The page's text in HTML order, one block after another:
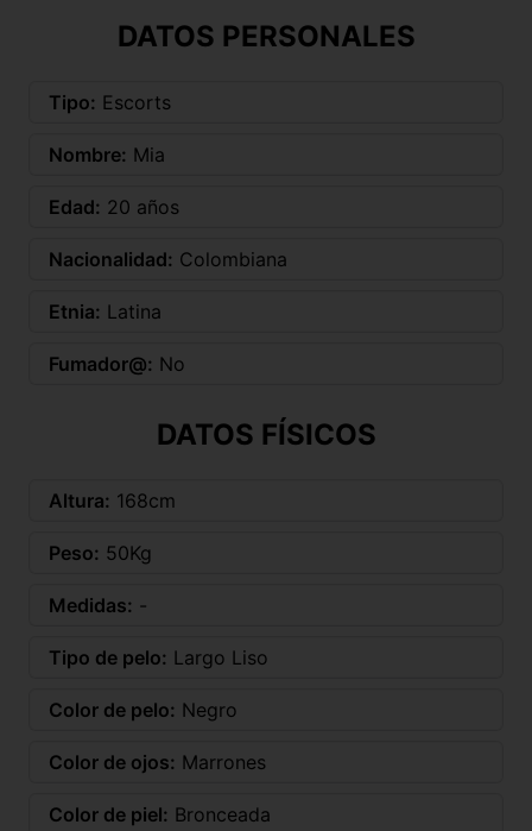
DATOS PERSONALES
Tipo: Escorts
Nombre: Mia
Edad: 20 años
Nacionalidad: Colombiana
Etnia: Latina
Fumador@: No
DATOS FÍSICOS
Altura: 168cm
Peso: 50Kg
Medidas: -
Tipo de pelo: Largo Liso
Color de pelo: Negro
Color de ojos: Marrones
Color de piel: Bronceada